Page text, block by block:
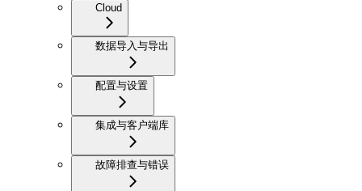
Cloud
数据导入与导出
配置与设置
集成与客户端库
故障排查与错误